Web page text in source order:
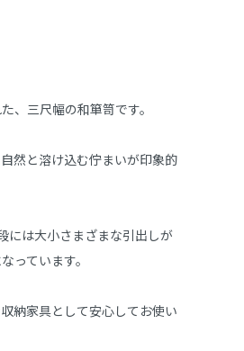
、三尺幅の和箪笥です。
然と溶け込む佇まいが印象的
には大小さまざまな引出しが
っています。
納家具として安心してお使い